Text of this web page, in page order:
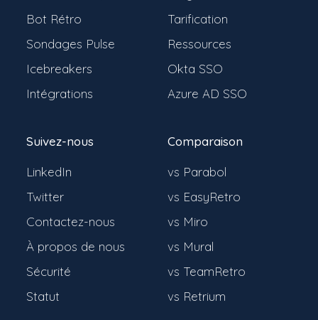
Bot Rétro
Sondages Pulse
Icebreakers
Intégrations
Tarification
Ressources
Okta SSO
Azure AD SSO
Suivez-nous
LinkedIn
Twitter
Contactez-nous
À propos de nous
Sécurité
Statut
Comparaison
vs Parabol
vs EasyRetro
vs Miro
vs Mural
vs TeamRetro
vs Retrium